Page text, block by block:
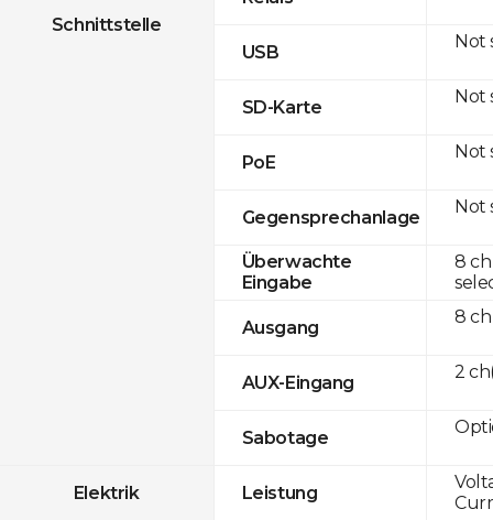
Schnittstelle
USB
SD-Karte
PoE
Gegensprechanlage
Überwachte
Eingabe
Ausgang
AUX-Eingang
Sabotage
Elektrik Leistung
Not
Not
Not
Not
8
8 ch
2